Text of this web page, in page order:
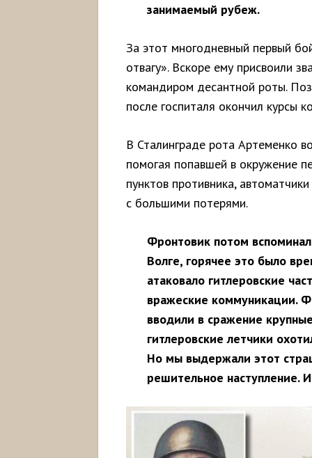
занимаемый рубеж.
За этот многодневный первый
отвагу». Вскоре ему присвоили
командиром десантной роты.
после госпиталя окончил курсы
В Сталинграде рота Артеменко
помогая попавшей в окружение
пунктов противника,
с большими потерями.
Фронтовик потом
Волге, горячее это было
атаковало гитлеровские
вражеские коммуникации.
вводили в сражение
гитлеровские летчики
Но мы выдержали этот
решительное наступление.